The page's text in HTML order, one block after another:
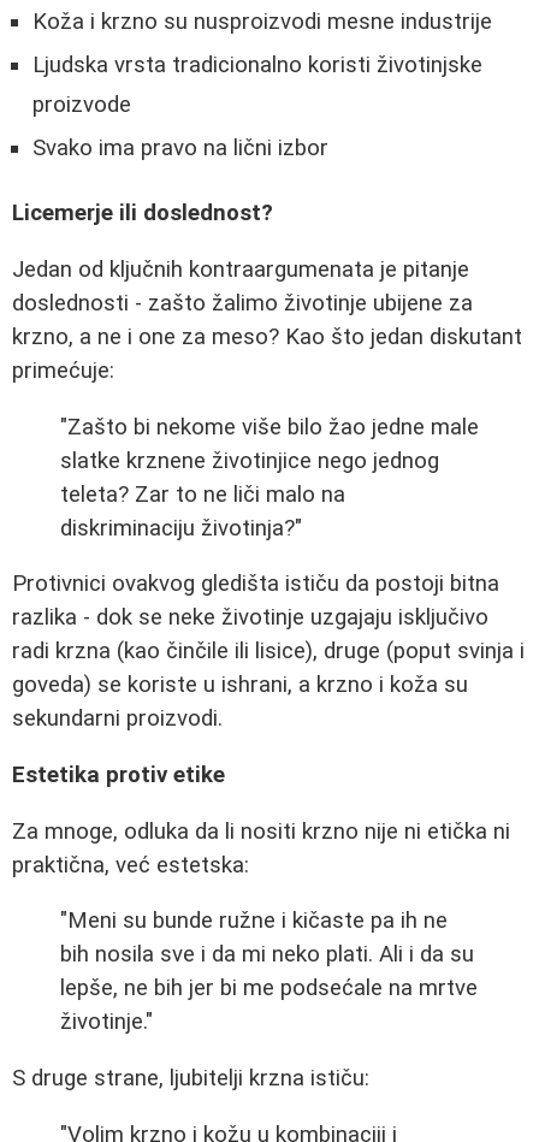
Koža i krzno su nusproizvodi mesne industrije
Ljudska vrsta tradicionalno koristi životinjske
proizvode
Svako ima pravo na lični izbor
Licemerje ili doslednost?
Jedan od ključnih kontraargumenata je pitanje
doslednosti - zašto žalimo životinje ubijene za
krzno, a ne i one za meso? Kao što jedan diskutant
primećuje:
"Zašto bi nekome više bilo žao jedne male
slatke krznene životinjice nego jednog
teleta? Zar to ne liči malo na
diskriminaciju životinja?"
Protivnici ovakvog gledišta ističu da postoji bitna
razlika - dok se neke životinje uzgajaju isključivo
radi krzna (kao činčile ili lisice), druge (poput svinja i
goveda) se koriste u ishrani, a krzno i koža su
sekundarni proizvodi.
Estetika protiv etike
Za mnoge, odluka da li nositi krzno nije ni etička ni
praktična, već estetska:
"Meni su bunde ružne i kičaste pa ih ne
bih nosila sve i da mi neko plati. Ali i da su
lepše, ne bih jer bi me podsećale na mrtve
životinje."
S druge strane, ljubitelji krzna ističu:
"Volim krzno i kožu u kombinaciji i